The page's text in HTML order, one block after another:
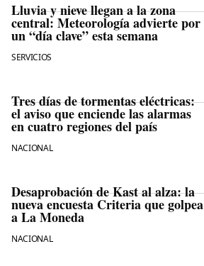
Lluvia y nieve llegan a la zona
central: Meteorología advierte por
un “día clave” esta semana
SERVICIOS
Tres días de tormentas eléctricas:
el aviso que enciende las alarmas
en cuatro regiones del país
NACIONAL
Desaprobación de Kast al alza: la
nueva encuesta Criteria que golpea
a La Moneda
NACIONAL